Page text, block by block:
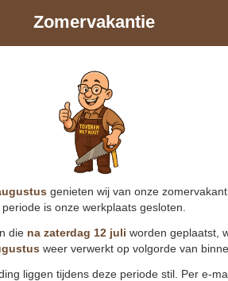
Zomervakantie
genieten wij van onze
periode is onze werkplaats gesloten.
die na zaterdag 12 juli worden geplaatst,
weer verwerkt op volgorde van
liggen tijdens deze periode stil. Per e-